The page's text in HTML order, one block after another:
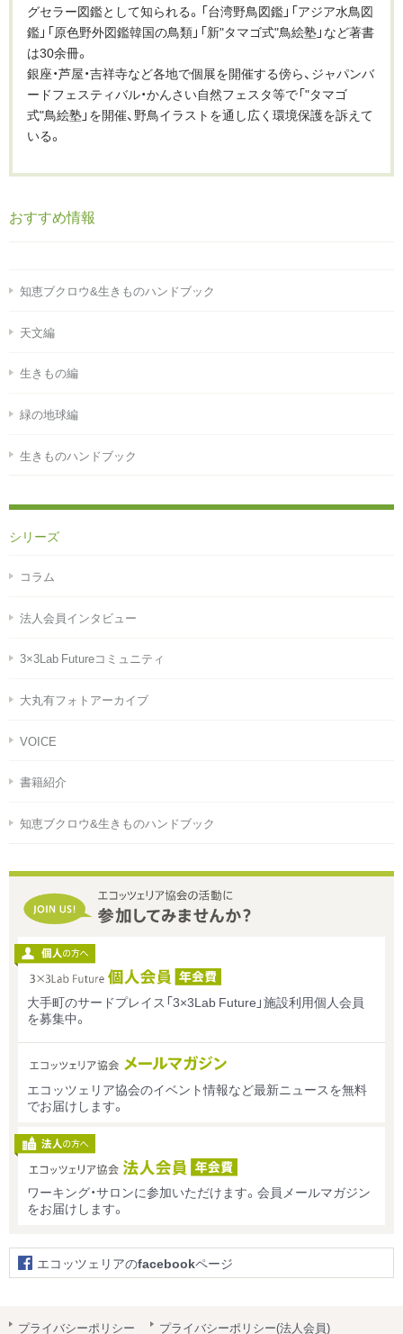
グセラー図鑑として知られる。「台湾野鳥図鑑」「アジア水鳥図
鑑」「原色野外図鑑韓国の鳥類」「新"タマゴ式"鳥絵塾」など著書
は30余冊。
銀座・芦屋・吉祥寺など各地で個展を開催する傍ら、ジャパンバ
ードフェスティバル・かんさい自然フェスタ等で「"タマゴ
式"鳥絵塾」を開催、野鳥イラストを通し広く環境保護を訴えて
いる。
おすすめ情報
知恵ブクロウ&生きものハンドブック
天文編
生きもの編
緑の地球編
生きものハンドブック
シリーズ
コラム
法人会員インタビュー
3×3Lab Futureコミュニティ
大丸有フォトアーカイブ
VOICE
書籍紹介
知恵ブクロウ&生きものハンドブック
大手町のサードプレイス「3×3Lab Future」施設利用個人会員
を募集中。
エコッツェリア協会のイベント情報など最新ニュースを無料
でお届けします。
ワーキング・サロンに参加いただけます。会員メールマガジン
をお届けします。
エコッツェリアのfacebookページ
プライバシーポリシー プライバシーポリシー(法人会員)